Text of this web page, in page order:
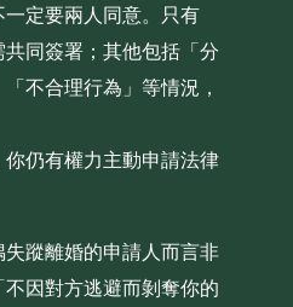
定要兩人同意。只有
共同簽署；其他包括「分
不合理行為」等情況，
仍有權力主動申請法律
蹤離婚的申請人而言非
因對方逃避而剝奪你的